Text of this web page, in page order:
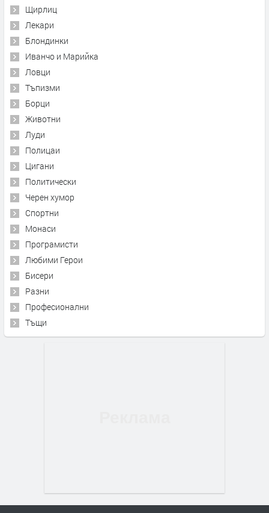
Щирлиц
Лекари
Блондинки
Иванчо и Марийка
Ловци
Тъпизми
Борци
Животни
Луди
Полицаи
Цигани
Политически
Черен хумор
Спортни
Монаси
Програмисти
Любими Герои
Бисери
Разни
Професионални
Тъщи